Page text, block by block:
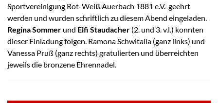
Sportvereinigung Rot-Weiß Auerbach 1881 e.V. geehrt
werden und wurden schriftlich zu diesem Abend eingeladen.
Regina Sommer und Elfi Staudacher (2. und 3. v.l.) konnten
dieser Einladung folgen. Ramona Schwitalla (ganz links) und
Vanessa Pruß (ganz rechts) gratulierten und überreichten
jeweils die bronzene Ehrennadel.